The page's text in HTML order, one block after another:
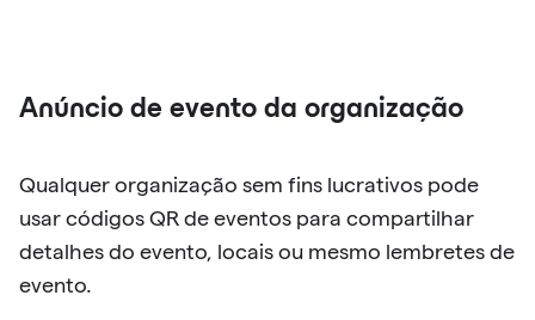
Anúncio de evento da organização
Qualquer organização sem fins lucrativos pode
usar códigos QR de eventos para compartilhar
detalhes do evento, locais ou mesmo lembretes de
evento.